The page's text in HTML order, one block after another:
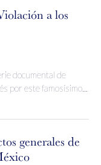
a los
documental de
por este famosísimo...
generales de